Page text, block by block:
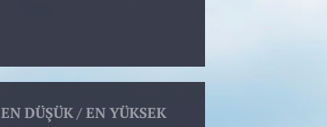
EN DÜŞÜK / EN YÜKSEK